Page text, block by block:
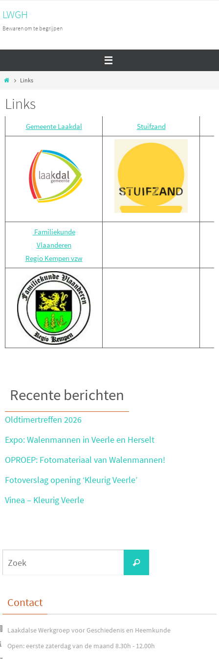
naar
de
LWGH
Bewaren om te begrijpen
HomeLinks
Links
Gemeente Laakdal Stuifzand
Familiekunde
Vlaanderen
Regio Kempen vzw
Recente berichten
Oldtimertreffen 2026
Expo: Walenmannen in Veerle en Herselt
OPROEP: Fotomateriaal van Walenmannen!
Fotoverslag opening ‘Kleurig Veerle’
Vinea – Kleurig Veerle
Zoek
Contact
Laakdalse Werkgroep voor Geschiedenis en Heemkunde
Open: eerste zaterdag van de maand 8.30h - 12.00h